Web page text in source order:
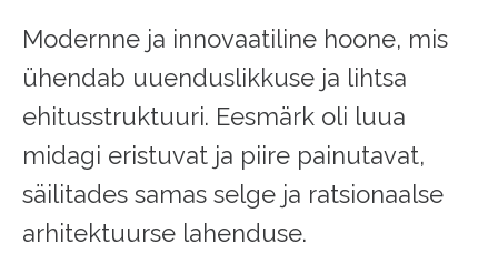
Modernne ja innovaatiline hoone, mis
ühendab uuenduslikkuse ja lihtsa
ehitusstruktuuri. Eesmärk oli luua
midagi eristuvat ja piire painutavat,
säilitades samas selge ja ratsionaalse
arhitektuurse lahenduse.